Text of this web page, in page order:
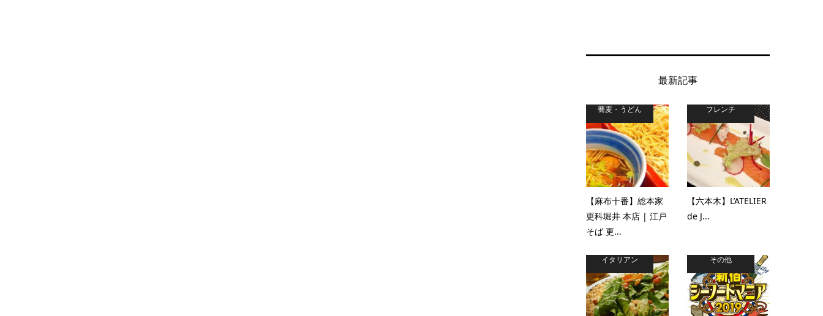
最新記事
蕎麦・うどん
【麻布十番】総本家
更科堀井 本店 | 江戸
そば 更...
フレンチ
【六本木】L’ATELIER
de J...
イタリアン その他